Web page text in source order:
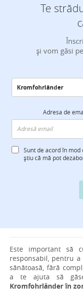
Te
și vom găsi
Adresa de
Sunt de acord în
știu că mă pot
Este important să
responsabil, pentru
sănătoasă, fără
a te ajuta să
Kromfohrländer în